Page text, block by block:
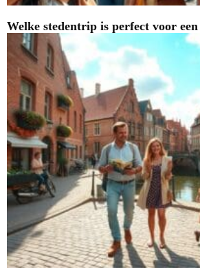
Welke stedentrip is perfect voor een